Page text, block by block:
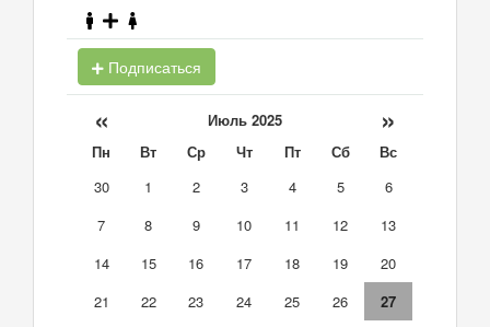
Подписаться
« Июль 2025 »
Пн Вт Ср Чт Пт Сб
Вс
30
1 2 3 4 5
6
7
8 9 10 11 12
13
14
15 16 17 18 19
20
21
22 23 24 25 26
27